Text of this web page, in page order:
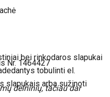
Nr. 1464427
delninių, tačiau dar
bei rinkodaros slapukai
tobulinti el.
slapukais arba sužinoti